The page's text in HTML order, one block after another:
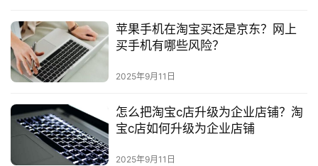
苹果手机在淘宝买还是京东？网上
买手机有哪些风险？
2025年9月11日
怎么把淘宝c店升级为企业店铺？淘
宝c店如何升级为企业店铺
2025年9月11日